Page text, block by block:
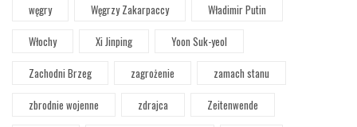
węgry
Węgrzy Zakarpaccy
Władimir Putin
Włochy
Xi Jinping
Yoon Suk-yeol
Zachodni Brzeg
zagrożenie
zamach stanu
zbrodnie wojenne
zdrajca
Zeitenwende